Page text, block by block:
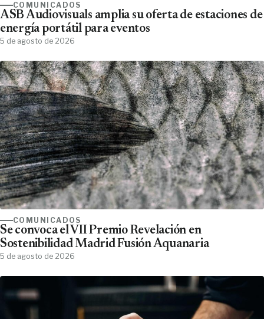
COMUNICADOS
ASB Audiovisuals amplia su oferta de estaciones de
energía portátil para eventos
5 de agosto de 2026
COMUNICADOS
Se convoca el VII Premio Revelación en
Sostenibilidad Madrid Fusión Aquanaria
5 de agosto de 2026